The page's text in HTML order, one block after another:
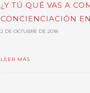
¿Y TÚ QUÉ VAS A
CONCIENCIACIÓN
2 DE OCTUBRE DE 2018
LEER MÁS